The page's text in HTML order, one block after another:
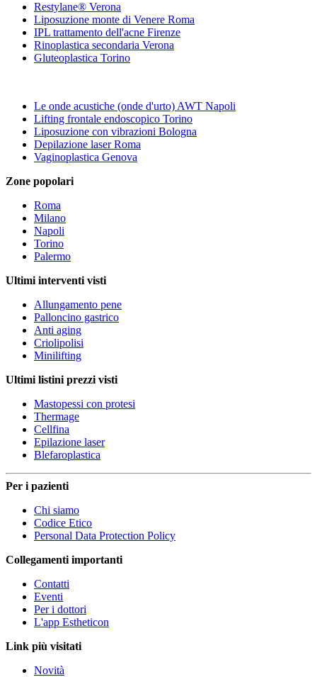
Restylane® Verona
Liposuzione monte di Venere Roma
IPL trattamento dell'acne Firenze
Rinoplastica secondaria Verona
Gluteoplastica Torino
Le onde acustiche (onde d'urto) AWT Napoli
Lifting frontale endoscopico Torino
Liposuzione con vibrazioni Bologna
Depilazione laser Roma
Vaginoplastica Genova
Zone popolari
Roma
Milano
Napoli
Torino
Palermo
Ultimi interventi visti
Allungamento pene
Palloncino gastrico
Anti aging
Criolipolisi
Minilifting
Ultimi listini prezzi visti
Mastopessi con protesi
Thermage
Cellfina
Epilazione laser
Blefaroplastica
Per i pazienti
Chi siamo
Codice Etico
Personal Data Protection Policy
Collegamenti importanti
Contatti
Eventi
Per i dottori
L'app Estheticon
Link più visitati
Novità